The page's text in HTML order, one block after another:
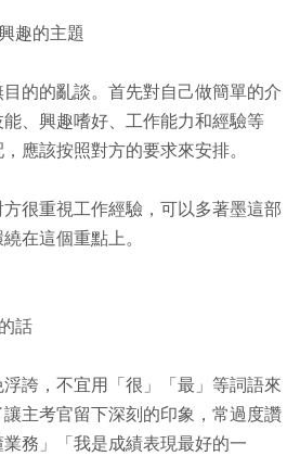
趣的主題
的的亂談。首先對自己做簡單的介
、興趣嗜好、工作能力和經驗等
應該按照對方的要求來安排。
很重視工作經驗，可以多著墨這部
在這個重點上。
話
誇，不宜用「很」「最」等詞語來
主考官留下深刻的印象，常過度讚
務」「我是成績表現最好的一